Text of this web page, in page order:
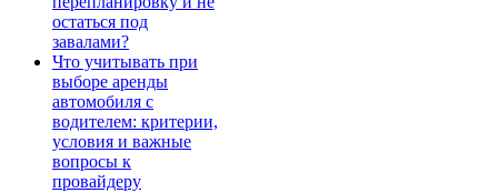
остаться под
завалами?
Что учитывать при
выборе аренды
автомобиля с
водителем: критерии,
условия и важные
вопросы к
провайдеру